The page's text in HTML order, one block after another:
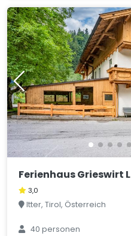
Ferienhaus Grieswirt L
3,0
Itter, Tirol, Österreich
40 personen